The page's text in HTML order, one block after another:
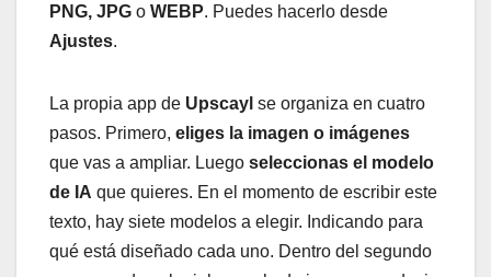
PNG, JPG o WEBP. Puedes hacerlo desde
Ajustes.
La propia app de Upscayl se organiza en cuatro
pasos. Primero, eliges la imagen o imágenes
que vas a ampliar. Luego seleccionas el modelo
de IA que quieres. En el momento de escribir este
texto, hay siete modelos a elegir. Indicando para
qué está diseñado cada uno. Dentro del segundo